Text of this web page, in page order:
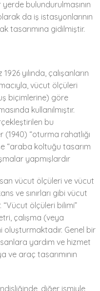
bulundurulmasının
da iş istasyonlarının
tasarımına gidilmiştir.
yılında, çalışanların
vücut ölçüleri
biçimlerine) göre
kullanılmıştır.
bu
“oturma rahatlığı
“araba koltuğu tasarım
yapmışlardır
vücut ölçüleri ve vücut
ve sınırları gibi vücut
ölçüleri bilimi”
çalışma (veya
oluşturmaktadır. Genel bir
yardım ve hizmet
ve araç tasarımının
diğer ismiyle